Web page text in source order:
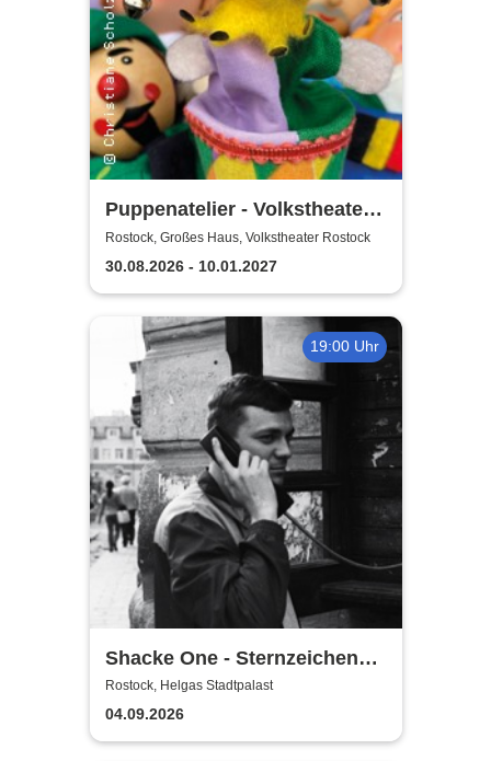
Puppenatelier - Volkstheater
Rostock
Rostock, Großes Haus, Volkstheater Rostock
30.08.2026 - 10.01.2027
19:00 Uhr
Shacke One - Sternzeichen
Boss Tour
Rostock, Helgas Stadtpalast
04.09.2026